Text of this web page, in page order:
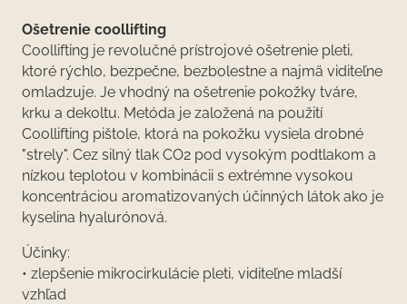
Ošetrenie coollifting
Coollifting je revolučné prístrojové ošetrenie pleti,
ktoré rýchlo, bezpečne, bezbolestne a najmä viditeľne
omladzuje. Je vhodný na ošetrenie pokožky tváre,
krku a dekoltu. Metóda je založená na použití
Coollifting pištole, ktorá na pokožku vysiela drobné
"strely". Cez silný tlak CO2 pod vysokým podtlakom a
nízkou teplotou v kombinácii s extrémne vysokou
koncentráciou aromatizovaných účinných látok ako je
kyselina hyalurónová.
Účinky:
• zlepšenie mikrocirkulácie pleti, viditeľne mladší
vzhľad